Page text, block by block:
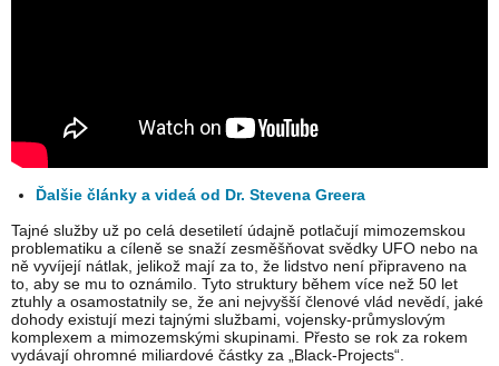
Ďalšie články a videá od Dr. Stevena Greera
Tajné služby už po celá desetiletí údajně potlačují mimozemskou
problematiku a cíleně se snaží zesměšňovat svědky UFO nebo na
ně vyvíjejí nátlak, jelikož mají za to, že lidstvo není připraveno na
to, aby se mu to oznámilo. Tyto struktury během více než 50 let
ztuhly a osamostatnily se, že ani nejvyšší členové vlád nevědí, jaké
dohody existují mezi tajnými službami, vojensky-průmyslovým
komplexem a mimozemskými skupinami. Přesto se rok za rokem
vydávají ohromné miliardové částky za „Black-Projects“.